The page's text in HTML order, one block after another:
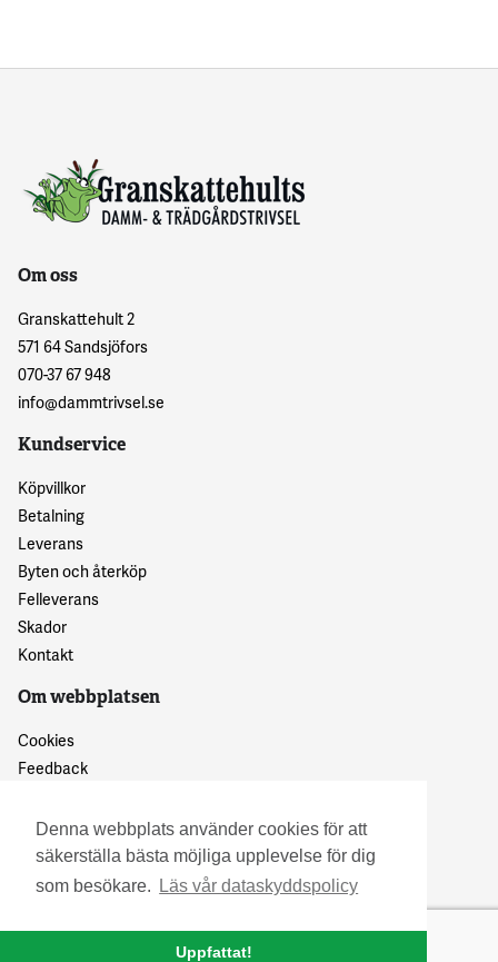
Denna webbplats använder cookies för att
säkerställa bästa möjliga upplevelse för dig
som besökare.
Läs vår dataskyddspolicy
Uppfattat!
Om oss
Granskattehult 2
571 64 Sandsjöfors
070-37 67 948
info@dammtrivsel.se
Kundservice
Köpvillkor
Betalning
Leverans
Byten och återköp
Felleverans
Skador
Kontakt
Om webbplatsen
Cookies
Feedback
© 2016 Granskattehults Damm- och Trädgårdstrivsel